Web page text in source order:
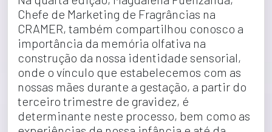
Chefe de Marketing de Fragrâncias na
CRAMER, também compartilhou conosco a
importância da memória olfativa na
construção da nossa identidade sensorial,
onde o vínculo que estabelecemos com as
nossas mães durante a gestação, a partir do
terceiro trimestre de gravidez, é
determinante neste processo, bem como as